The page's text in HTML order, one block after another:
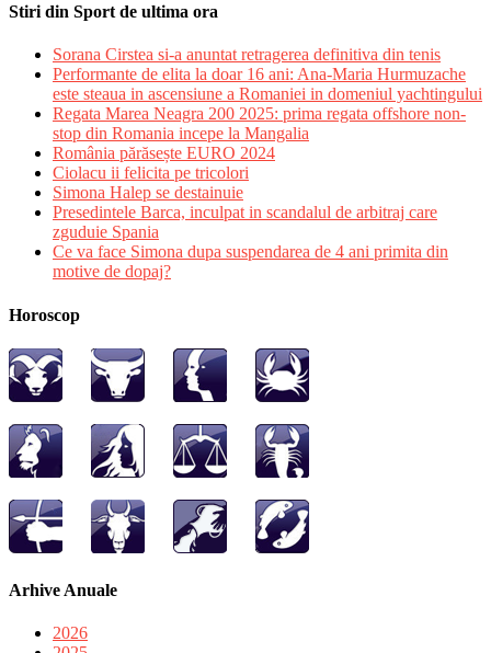
Stiri din Sport de ultima ora
Sorana Cirstea si-a anuntat retragerea definitiva din tenis
Performante de elita la doar 16 ani: Ana-Maria Hurmuzache
este steaua in ascensiune a Romaniei in domeniul yachtingului
Regata Marea Neagra 200 2025: prima regata offshore non-
stop din Romania incepe la Mangalia
România părăsește EURO 2024
Ciolacu ii felicita pe tricolori
Simona Halep se destainuie
Presedintele Barca, inculpat in scandalul de arbitraj care
zguduie Spania
Ce va face Simona dupa suspendarea de 4 ani primita din
motive de dopaj?
Horoscop
Arhive Anuale
2026